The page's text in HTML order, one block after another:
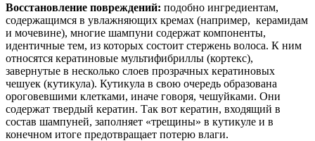
Восстановление повреждений: подобно ингредиентам,
содержащимся в увлажняющих кремах (например, керамидам
и мочевине), многие шампуни содержат компоненты,
идентичные тем, из которых состоит стержень волоса. К ним
относятся кератиновые мультифибриллы (кортекс),
завернутые в несколько слоев прозрачных кератиновых
чешуек (кутикула). Кутикула в свою очередь образована
ороговевшими клетками, иначе говоря, чешуйками. Они
содержат твердый кератин. Так вот кератин, входящий в
состав шампуней, заполняет «трещины» в кутикуле и в
конечном итоге предотвращает потерю влаги.